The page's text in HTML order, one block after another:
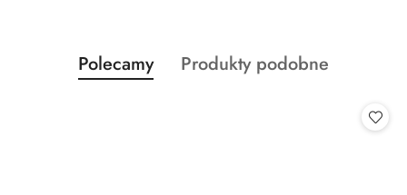
Pomiń karuzelę produktów
Produkty
o
Polecamy
Produkty
Produkty podobne